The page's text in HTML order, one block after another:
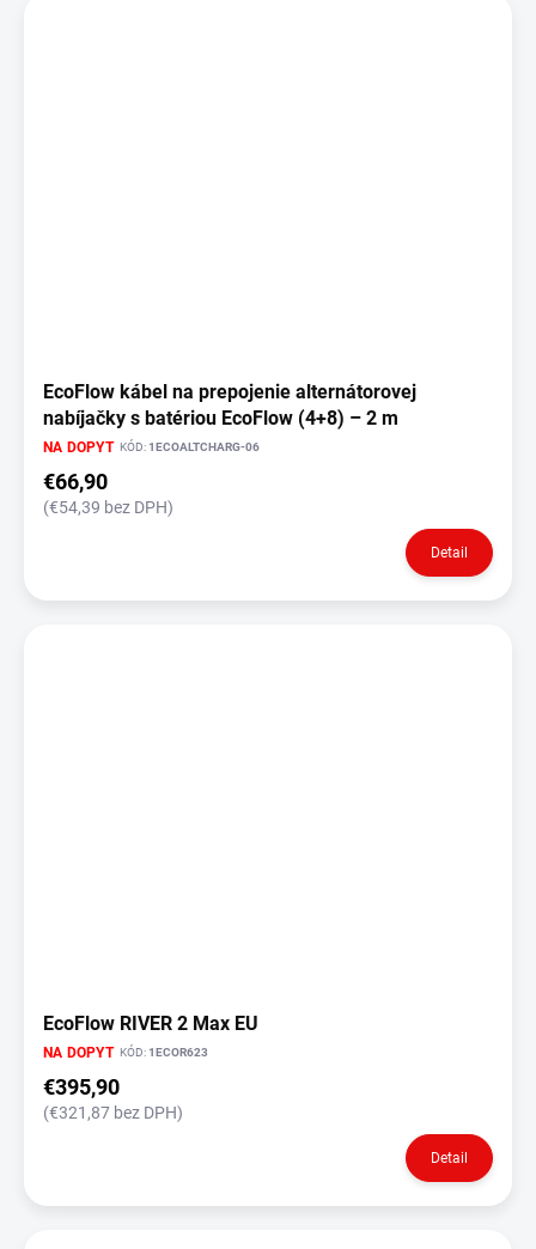
EcoFlow kábel na prepojenie alternátorovej
nabíjačky s batériou EcoFlow (4+8) – 2 m
NA DOPYT KÓD:1ECOALTCHARG-06
€66,90
(€54,39 bez DPH)
Detail
EcoFlow RIVER 2 Max EU
NA DOPYT KÓD:1ECOR623
€395,90
(€321,87 bez DPH)
Detail